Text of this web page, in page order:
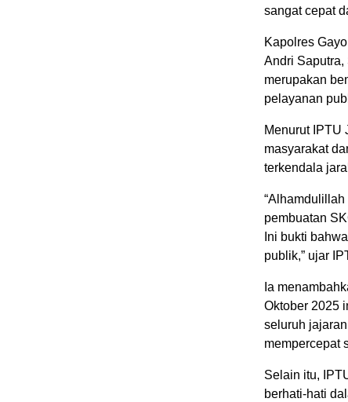
sangat cepat
Kapolres
Andri
merupakan
pelayanan
Menurut IPTU
masyarakat
terkendala
pembuatan
Ini bukti
publik,” ujar
Ia
Oktober 2025
seluruh
mempercepat
Selain itu,
berhati-hati